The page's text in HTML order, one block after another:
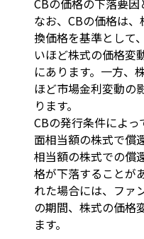
CBの価格の下落要因
なお、CBの価格は
換価格を基準として
いほど株式の価格変
にあります。一方、
ほど市場金利変動の
ります。
CBの発行条件によ
面相当額の株式で償
相当額の株式での償
格が下落することが
れた場合には、ファ
の期間、株式の価格
ます。